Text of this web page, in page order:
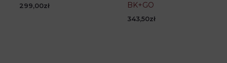
299,00zł
BK+GO
343,50zł